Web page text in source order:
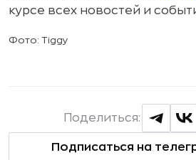
курсе всех новостей и
Фото: Tiggy
Подписаться на
Поделиться: